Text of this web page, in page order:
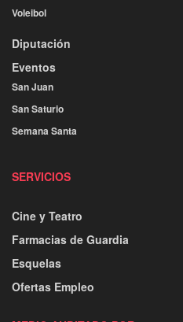
Voleibol
Diputación
Eventos
San Juan
San Saturio
Semana Santa
SERVICIOS
Cine y Teatro
Farmacias de Guardia
Esquelas
Ofertas Empleo